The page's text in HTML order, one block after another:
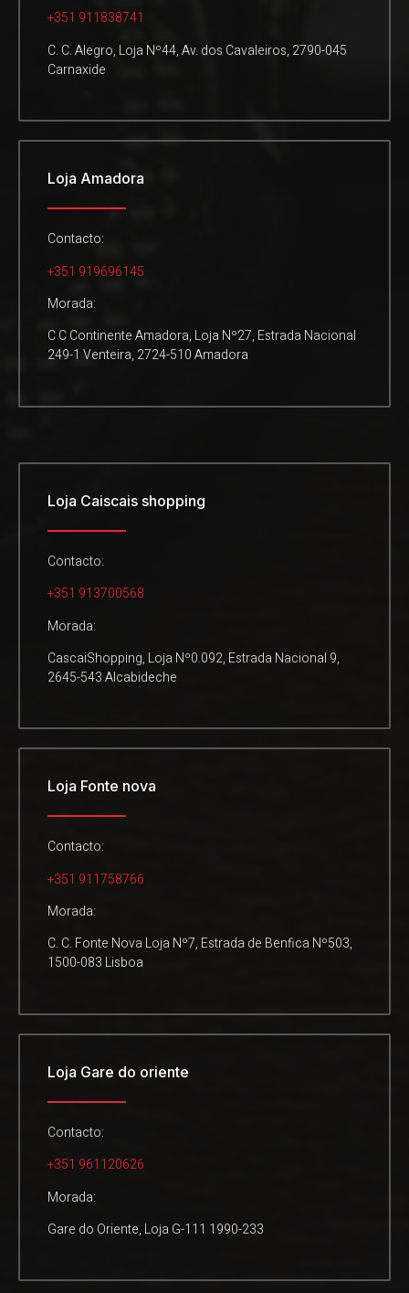
+351 911838741
C. C. Alegro, Loja Nº44, Av. dos Cavaleiros, 2790-045
Carnaxide
Loja Amadora
Contacto:
+351 919696145
Morada:
C C Continente Amadora, Loja Nº27, Estrada Nacional
249-1 Venteira, 2724-510 Amadora
Loja Caiscais shopping
Contacto:
+351 913700568
Morada:
CascaiShopping, Loja Nº0.092, Estrada Nacional 9,
2645-543 Alcabideche
Loja Fonte nova
Contacto:
+351 911758766
Morada:
C. C. Fonte Nova Loja Nº7, Estrada de Benfica Nº503,
1500-083 Lisboa
Loja Gare do oriente
Contacto:
+351 961120626
Morada:
Gare do Oriente, Loja G-111 1990-233